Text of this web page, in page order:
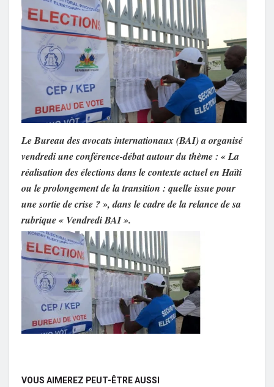
Le Bureau des avocats internationaux (BAI) a organisé
vendredi une conférence-débat autour du thème : « La
réalisation des élections dans le contexte actuel en Haïti
ou le prolongement de la transition : quelle issue pour
une sortie de crise ? », dans le cadre de la relance de sa
rubrique « Vendredi BAI ».
VOUS AIMEREZ PEUT-ÊTRE AUSSI